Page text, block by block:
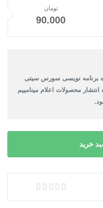
تومان
90.000
برنامه نویسی سورس سیتی
محصولات اعلام مینامییم
خرید